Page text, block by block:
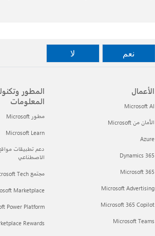
نعم لا
الأعمال
Microsoft AI
الأمان من Microsoft
Azure
Dynamics 365
Microsoft 365
Microsoft Advertising
Microsoft 365 Copilot
Microsoft Teams
المطور
المعلومات
مطور Microsoft
Microsoft Learn
دعم تطبيقات
الاصطناعي
مجتمع Microsoft Tech
Marketplace
Power Platform
Rewards